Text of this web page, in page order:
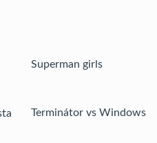
Superman girls
Terminátor vs Windows